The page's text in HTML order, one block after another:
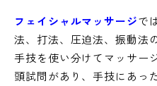
フェイシャルマッサージで
法、打法、圧迫法、振動法
手技を使い分けてマッサー
頭試問があり、手技にあっ